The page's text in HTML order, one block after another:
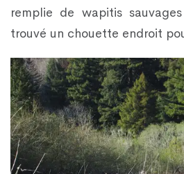
remplie de wapitis
trouvé un chouette endroit